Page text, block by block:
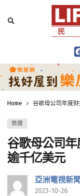
Home 谷歌母公司年度
簡體
谷歌母公司
逾千亿美元
亞洲電視新聞
2023-10-26